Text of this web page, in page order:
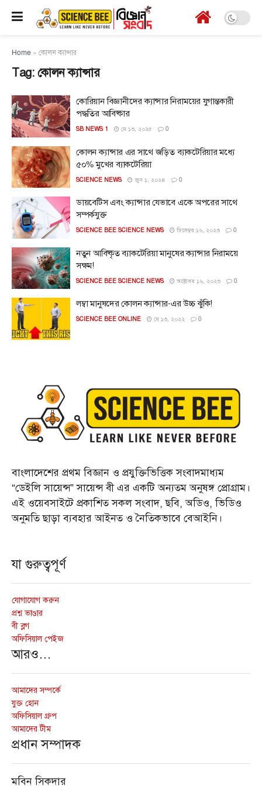
Home » কোলন ক্যান্সার
Tag: কোলন ক্যান্সার
কোরিয়ান বিজ্ঞানীদের ক্যান্সার নিরাময়ের যুগান্তকারী
পদ্ধতির আবিষ্কার
SB NEWS 1 মে ১৩, ২০২৫ 0
কোলন ক্যান্সার এর সাথে জড়িত ব্যাকটেরিয়ার মধ্যে
৫০% মুখের ব্যাকটেরিয়া
SCIENCE NEWS জুন ১, ২০২৪ 0
ডায়বেটিস এবং ক্যান্সার যেভাবে একে অপরের সাথে
সম্পর্কযুক্ত
SCIENCE BEE SCIENCE NEWS ডিসেম্বর ১৬, ২০২৩ 0
নতুন আবিষ্কৃত ব্যাকটেরিয়া মানুষের ক্যান্সার নিরাময়ে
সক্ষম!
SCIENCE BEE SCIENCE NEWS অক্টোবর ১৬, ২০২৩ 0
লম্বা মানুষদের কোলন ক্যান্সার-এর উচ্চ ঝুঁকি!
SCIENCE BEE ONLINE মে ১৩, ২০২২ 0
বাংলাদেশের প্রথম বিজ্ঞান ও প্রযুক্তিভিত্তিক সংবাদমাধ্যম
“ডেইলি সায়েন্স” সায়েন্স বী এর একটি অন্যতম অনুষঙ্গ প্রোগ্রাম।
এই ওয়েবসাইটে প্রকাশিত সকল সংবাদ, ছবি, অডিও, ভিডিও
অনুমতি ছাড়া ব্যবহার আইনত ও নৈতিকভাবে বেআইনি।
যা গুরুত্বপূর্ণ
যোগাযোগ করুন
প্রশ্ন ভাণ্ডার
বী ব্লগ
অফিসিয়াল পেইজ
আরও…
আমাদের সম্পর্কে
যুক্ত হোন
অফিসিয়াল গ্রুপ
আমাদের টীম
প্রধান সম্পাদক
মবিন সিকদার